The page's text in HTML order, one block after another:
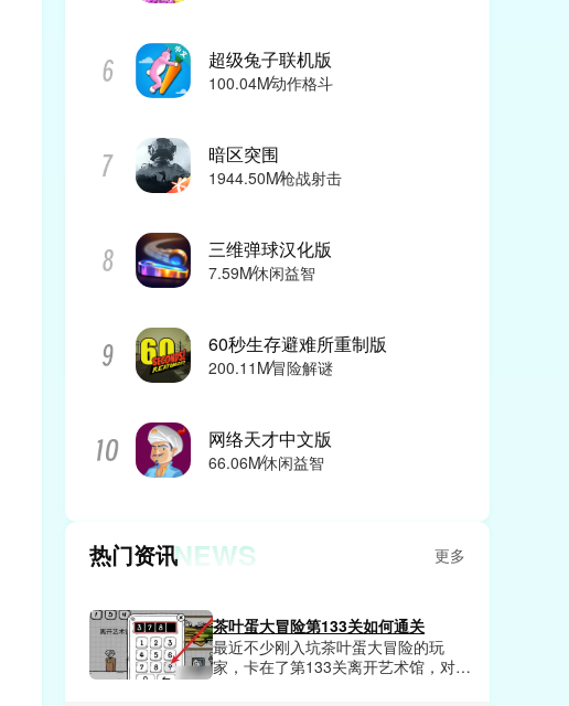
超级兔子联机版
100.04M动作格斗
暗区突围
1944.50M枪战射击
三维弹球汉化版
7.59M休闲益智
60秒生存避难所重制版
200.11M冒险解谜
网络天才中文版
66.06M休闲益智
热门资讯NEWS 更多
茶叶蛋大冒险第133关如何通关
最近不少刚入坑茶叶蛋大冒险的玩
家，卡在了第133关离开艺术馆，对着